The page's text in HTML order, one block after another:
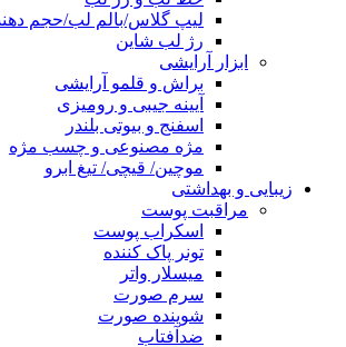
لیپ گلاس/بالم لب/حجم
رژ لب شاین
ابزار آرایشی
براش و قلمو آرایشی
آیینه جیبی و رومیزی
اسفنج و بیوتی بلندر
مژه مصنوعی و چسب مژه
موچین/ قیچی/ تیغ ابرو
زیبایی و بهداشتی
مراقبت پوست
اسکراب پوست
تونر پاک کننده
میسلار واتر
سرم صورت
شوینده صورت
ضدآفتاب